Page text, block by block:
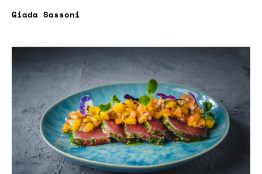
Giada Sassoni